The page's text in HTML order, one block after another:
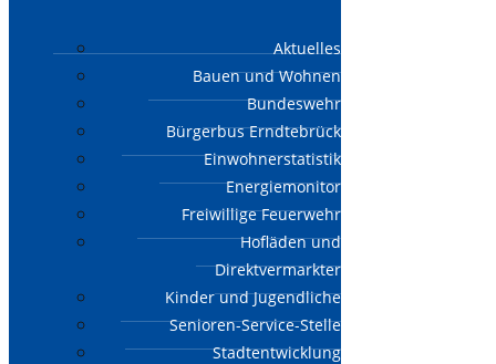
Aktuelles
Bauen und Wohnen
Bundeswehr
Bürgerbus Erndtebrück
Einwohnerstatistik
Energiemonitor
Freiwillige Feuerwehr
Hofläden und
Direktvermarkter
Kinder und Jugendliche
Senioren-Service-Stelle
Stadtentwicklung